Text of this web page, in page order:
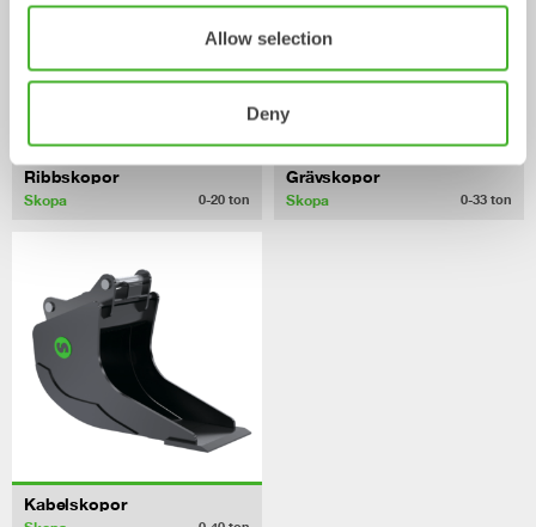
Allow selection
Deny
Ribbskopor
Skopa 0-20 ton
Grävskopor
Skopa 0-33 ton
Kabelskopor